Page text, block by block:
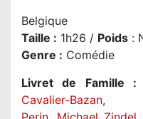
Belgique
Taille : 1h26 / Poids :
Genre : Comédie
Livret de Famille :
Cavalier-Bazan